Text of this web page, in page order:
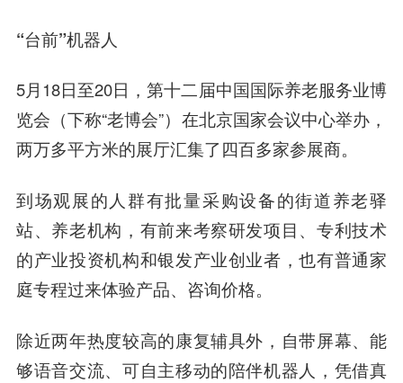
“台前”机器人
5月18日至20日，第十二届中国国际养老服务业博
览会（下称“老博会”）在北京国家会议中心举办，
两万多平方米的展厅汇集了四百多家参展商。
到场观展的人群有批量采购设备的街道养老驿
站、养老机构，有前来考察研发项目、专利技术
的产业投资机构和银发产业创业者，也有普通家
庭专程过来体验产品、咨询价格。
除近两年热度较高的康复辅具外，自带屏幕、能
够语音交流、可自主移动的陪伴机器人，凭借真